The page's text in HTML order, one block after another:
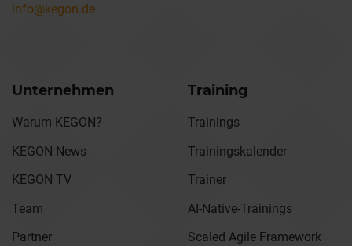
info@kegon.de
Unternehmen
Warum KEGON?
KEGON News
KEGON TV
Team
Partner
Training
Trainings
Trainingskalender
Trainer
AI-Native-Trainings
Scaled Agile Framework